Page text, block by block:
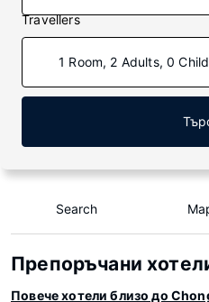
Travellers
1 Room, 2 Adults, 0
Search
Препоръчани
Повече хотели близо до